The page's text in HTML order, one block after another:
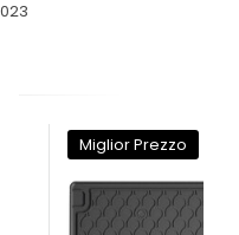
Miglior Prezzo